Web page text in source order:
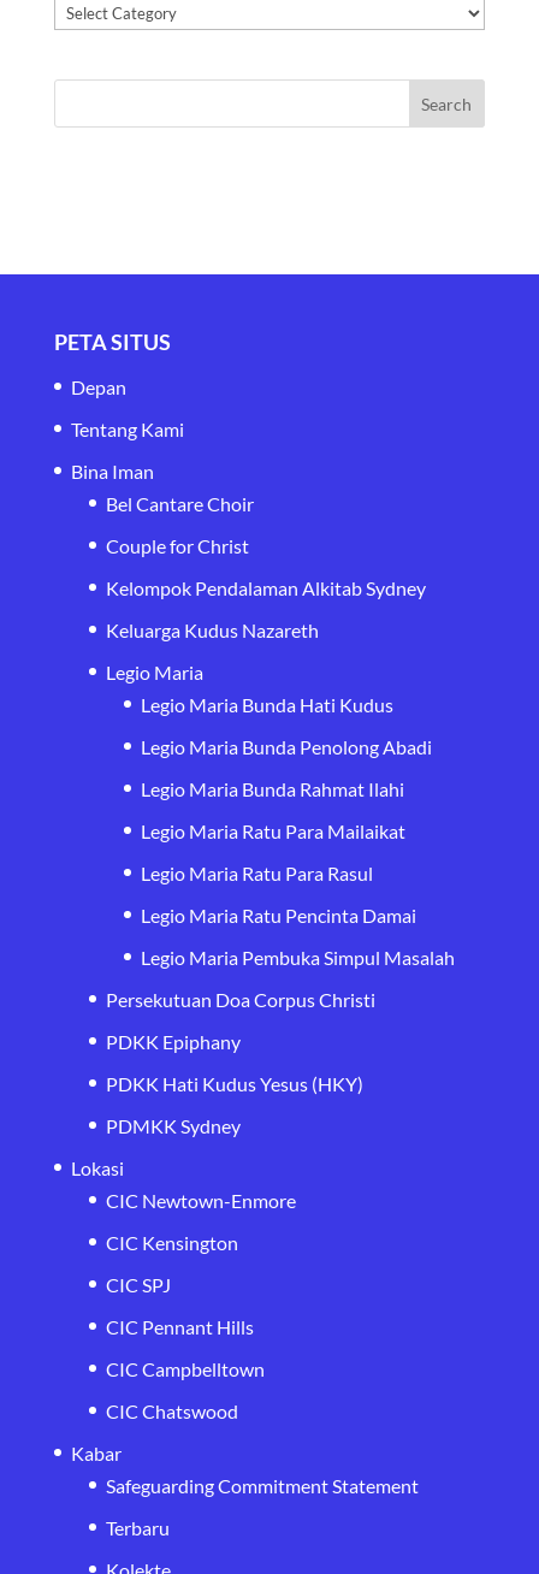
Kategori
PETA SITUS
Depan
Tentang Kami
Bina Iman
Bel Cantare Choir
Couple for Christ
Kelompok Pendalaman Alkitab Sydney
Keluarga Kudus Nazareth
Legio Maria
Legio Maria Bunda Hati Kudus
Legio Maria Bunda Penolong Abadi
Legio Maria Bunda Rahmat Ilahi
Legio Maria Ratu Para Mailaikat
Legio Maria Ratu Para Rasul
Legio Maria Ratu Pencinta Damai
Legio Maria Pembuka Simpul Masalah
Persekutuan Doa Corpus Christi
PDKK Epiphany
PDKK Hati Kudus Yesus (HKY)
PDMKK Sydney
Lokasi
CIC Newtown-Enmore
CIC Kensington
CIC SPJ
CIC Pennant Hills
CIC Campbelltown
CIC Chatswood
Kabar
Safeguarding Commitment Statement
Terbaru
Kolekte